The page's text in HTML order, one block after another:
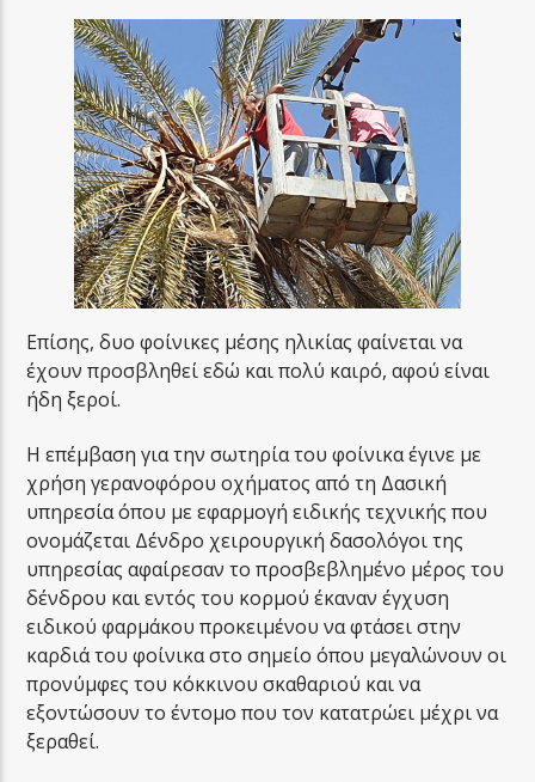
Επίσης, δυο φοίνικες μέσης ηλικίας φαίνεται να
έχουν προσβληθεί εδώ και πολύ καιρό, αφού είναι
ήδη ξεροί.
Η επέμβαση για την σωτηρία του φοίνικα έγινε με
χρήση γερανοφόρου οχήματος από τη Δασική
υπηρεσία όπου με εφαρμογή ειδικής τεχνικής που
ονομάζεται Δένδρο χειρουργική δασολόγοι της
υπηρεσίας αφαίρεσαν το προσβεβλημένο μέρος του
δένδρου και εντός του κορμού έκαναν έγχυση
ειδικού φαρμάκου προκειμένου να φτάσει στην
καρδιά του φοίνικα στο σημείο όπου μεγαλώνουν οι
προνύμφες του κόκκινου σκαθαριού και να
εξοντώσουν το έντομο που τον κατατρώει μέχρι να
ξεραθεί.